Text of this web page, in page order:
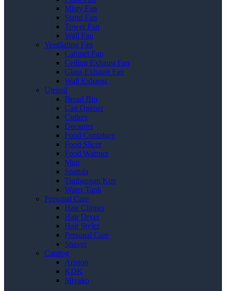
Misty Fan
Stand Fan
Tower Fan
Wall Fan
Ventilating Fan
Cabinet Fan
Ceiling Exhaust Fan
Glass Exhaust Fan
Wall Exhaust
Utensil
Bread Bin
Can Opener
Cutlery
Decanter
Food Container
Food Slicer
Food Warmer
Mug
Spatula
Timbangan Kue
Water Tank
Personal Care
Hair Clipper
Hair Dryer
Hair Styler
Personal Care
Shaver
Catalog
Ariston
KDK
Miyako